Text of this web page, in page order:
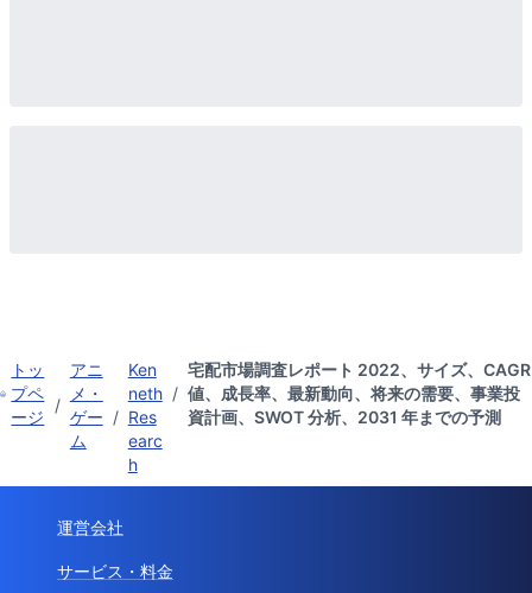
トッ
プペ
ージ
/
アニ
メ・
ゲー
ム
/
Ken
neth
Res
earc
h
/
宅配市場調査レポート 2022、サイズ、CAGR
値、成長率、最新動向、将来の需要、事業投
資計画、SWOT 分析、2031 年までの予測
運営会社
サービス・料金